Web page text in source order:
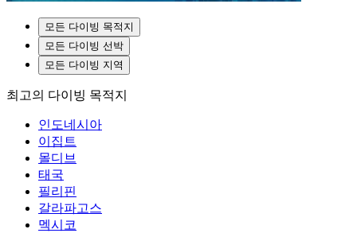
모든 다이빙 목적지
모든 다이빙 선박
모든 다이빙 지역
최고의 다이빙 목적지
인도네시아
이집트
몰디브
태국
필리핀
갈라파고스
멕시코